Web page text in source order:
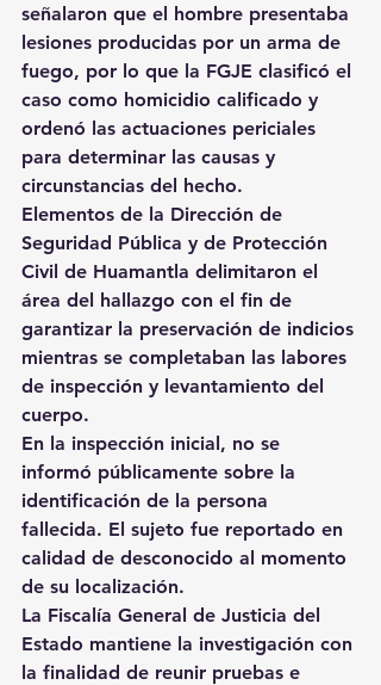
señalaron que el hombre presentaba
lesiones producidas por un arma de
fuego, por lo que la FGJE clasificó el
caso como homicidio calificado y
ordenó las actuaciones periciales
para determinar las causas y
circunstancias del hecho.
Elementos de la Dirección de
Seguridad Pública y de Protección
Civil de Huamantla delimitaron el
área del hallazgo con el fin de
garantizar la preservación de indicios
mientras se completaban las labores
de inspección y levantamiento del
cuerpo.
En la inspección inicial, no se
informó públicamente sobre la
identificación de la persona
fallecida. El sujeto fue reportado en
calidad de desconocido al momento
de su localización.
La Fiscalía General de Justicia del
Estado mantiene la investigación con
la finalidad de reunir pruebas e